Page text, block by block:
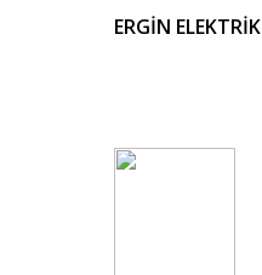
ERGİN ELEKTRİK